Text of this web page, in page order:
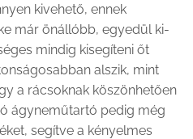
kivehető, ennek
már önállóbb, egyedül ki-
mindig kisegíteni őt
alszik, mint
a rácsoknak köszönhetően
ágyneműtartó pedig még
segítve a kényelmes